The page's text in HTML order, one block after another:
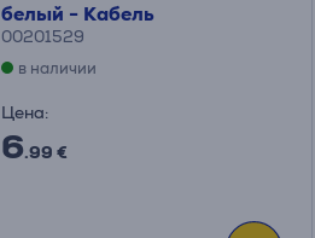
белый - Кабель
00201529
в наличии
Цена:
6.99 €